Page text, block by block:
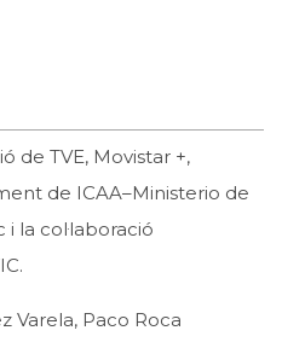
de TVE, Movistar +,
de ICAA–Ministerio de
i la col·laboració
Varela, Paco Roca